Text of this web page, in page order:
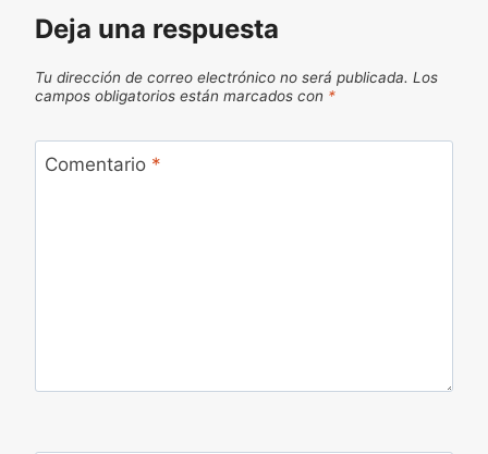
Deja una respuesta
Tu dirección de correo electrónico no será publicada. Los
campos obligatorios están marcados con *
Comentario *